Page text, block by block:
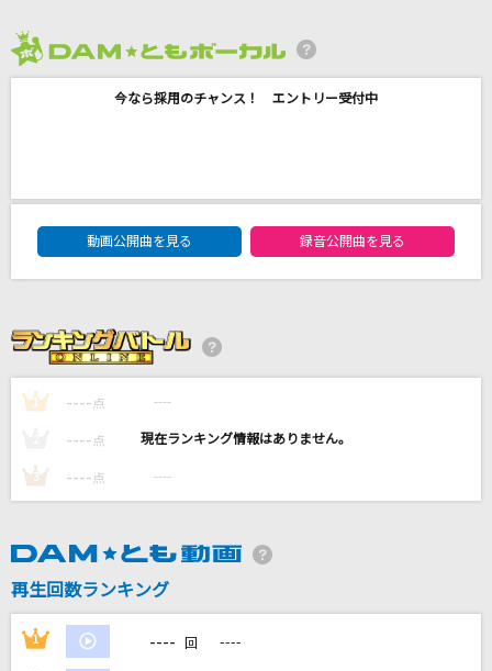
広末涼子
Flamingo
他人のそら似
n-buna feat.初音ミク
今なら採用のチャンス！ エントリー受付中
DAM★ともボーカルエントリーランキング
動画公開曲を見る
録音公開曲を見る
1 ---- 点 ----
---- 点 ----
3 ---- 点 ----
再生回数ランキング
1 ---- 回 ----